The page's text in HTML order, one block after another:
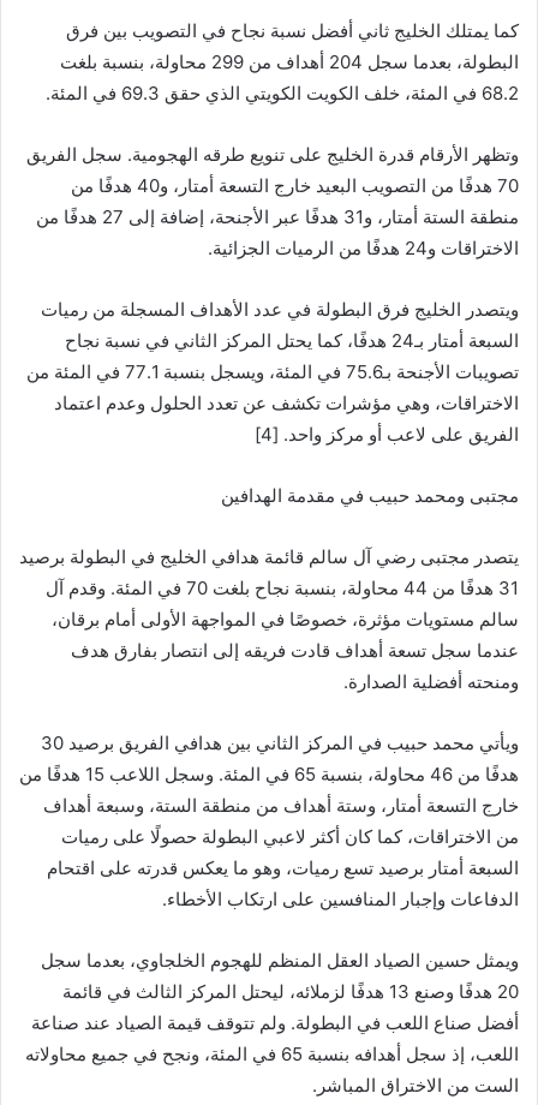
كما يمتلك الخليج ثاني أفضل نسبة نجاح في التصويب بين فرق
البطولة، بعدما سجل 204 أهداف من 299 محاولة، بنسبة بلغت
68.2 في المئة، خلف الكويت الكويتي الذي حقق 69.3 في المئة.
وتظهر الأرقام قدرة الخليج على تنويع طرقه الهجومية. سجل الفريق
70 هدفًا من التصويب البعيد خارج التسعة أمتار، و40 هدفًا من
منطقة الستة أمتار، و31 هدفًا عبر الأجنحة، إضافة إلى 27 هدفًا من
الاختراقات و24 هدفًا من الرميات الجزائية.
ويتصدر الخليج فرق البطولة في عدد الأهداف المسجلة من رميات
السبعة أمتار بـ24 هدفًا، كما يحتل المركز الثاني في نسبة نجاح
تصويبات الأجنحة بـ75.6 في المئة، ويسجل بنسبة 77.1 في المئة من
الاختراقات، وهي مؤشرات تكشف عن تعدد الحلول وعدم اعتماد
الفريق على لاعب أو مركز واحد. [4]
مجتبى ومحمد حبيب في مقدمة الهدافين
يتصدر مجتبى رضي آل سالم قائمة هدافي الخليج في البطولة برصيد
31 هدفًا من 44 محاولة، بنسبة نجاح بلغت 70 في المئة. وقدم آل
سالم مستويات مؤثرة، خصوصًا في المواجهة الأولى أمام برقان،
عندما سجل تسعة أهداف قادت فريقه إلى انتصار بفارق هدف
ومنحته أفضلية الصدارة.
ويأتي محمد حبيب في المركز الثاني بين هدافي الفريق برصيد 30
هدفًا من 46 محاولة، بنسبة 65 في المئة. وسجل اللاعب 15 هدفًا من
خارج التسعة أمتار، وستة أهداف من منطقة الستة، وسبعة أهداف
من الاختراقات، كما كان أكثر لاعبي البطولة حصولًا على رميات
السبعة أمتار برصيد تسع رميات، وهو ما يعكس قدرته على اقتحام
الدفاعات وإجبار المنافسين على ارتكاب الأخطاء.
ويمثل حسين الصياد العقل المنظم للهجوم الخلجاوي، بعدما سجل
20 هدفًا وصنع 13 هدفًا لزملائه، ليحتل المركز الثالث في قائمة
أفضل صناع اللعب في البطولة. ولم تتوقف قيمة الصياد عند صناعة
اللعب، إذ سجل أهدافه بنسبة 65 في المئة، ونجح في جميع محاولاته
الست من الاختراق المباشر.